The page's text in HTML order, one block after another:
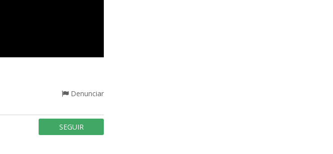
Denunciar
SEGUIR